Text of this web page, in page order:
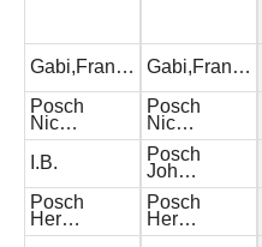
Gabi,Fran…
Posch
Nic…
I.B.
Posch
Her…
Gabi,Fran…
Posch
Nic…
Posch
Joh…
Posch
Her…